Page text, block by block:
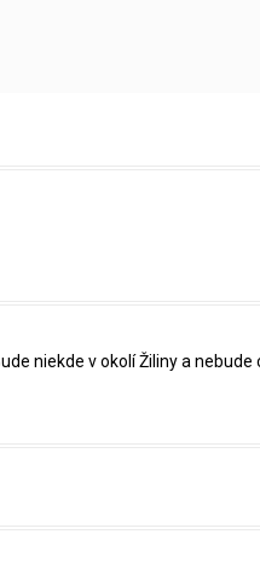
niekde v okolí Žiliny a nebude